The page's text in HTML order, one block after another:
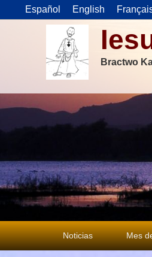
Español English
Bractwo
Menu
główne
Noticias Mes